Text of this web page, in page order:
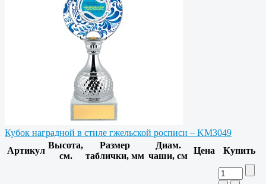
Кубок наградной в стиле гжельской росписи – KM3049
Артикул
Высота,
см.
Размер
таблички, мм
Диам.
чаши, см
Цена Купить